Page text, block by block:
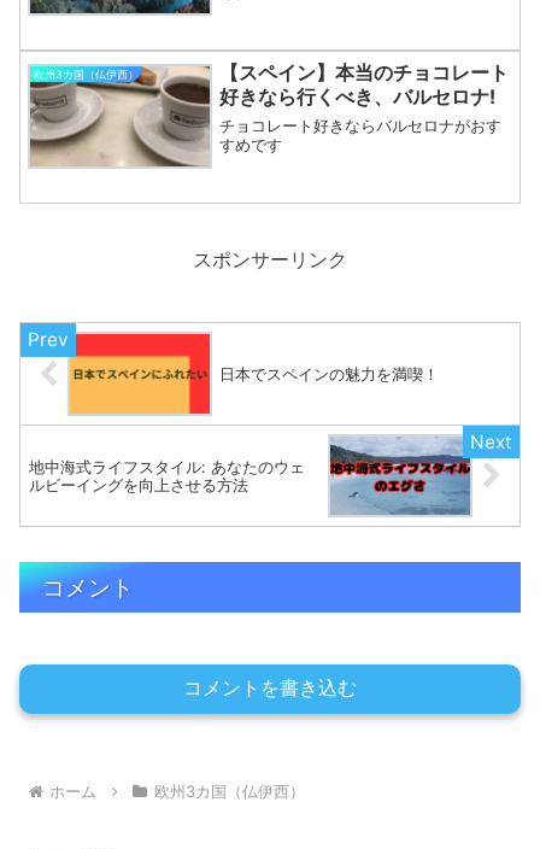
欧州3カ国（仏伊西）
【スペイン】本当のチョコレート
好きなら行くべき、バルセロナ!
チョコレート好きならバルセロナがおす
すめです
スポンサーリンク
日本でスペインの魅力を満喫！
地中海式ライフスタイル: あなたのウェ
ルビーイングを向上させる方法
コメント
コメントを書き込む
ホーム 欧州3カ国（仏伊西）